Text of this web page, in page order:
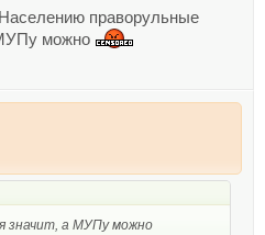
праворульные
можно
значит, а МУПу можно